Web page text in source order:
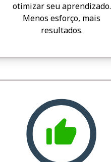
otimizar seu aprendizado.
Menos esforço, mais
resultados.